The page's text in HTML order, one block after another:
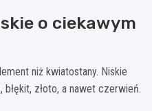
o ciekawym
niż kwiatostany. Niskie
złoto, a nawet czerwień.